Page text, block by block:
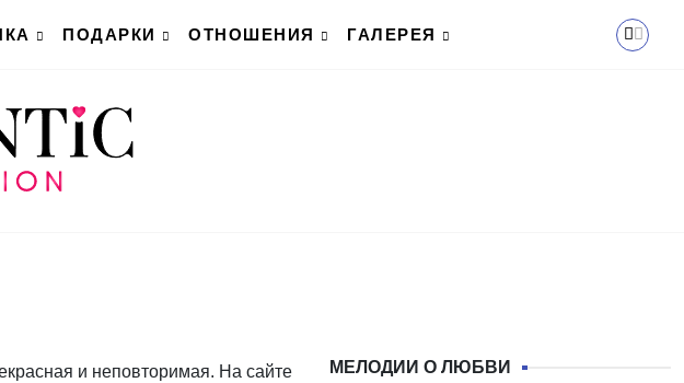
ПОДАРКИ ОТНОШЕНИЯ ГАЛЕРЕЯ
и неповторимая. На сайте
МЕЛОДИИ О ЛЮБВИ